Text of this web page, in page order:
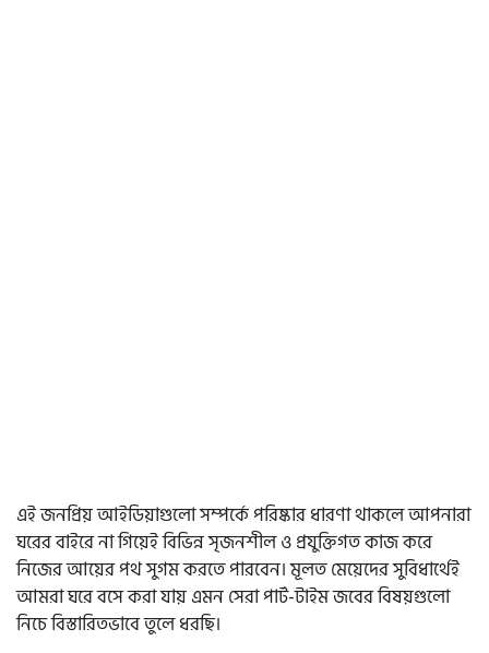
এই জনপ্রিয় আইডিয়াগুলো সম্পর্কে পরিষ্কার ধারণা থাকলে আপনারা
ঘরের বাইরে না গিয়েই বিভিন্ন সৃজনশীল ও প্রযুক্তিগত কাজ করে
নিজের আয়ের পথ সুগম করতে পারবেন। মূলত মেয়েদের সুবিধার্থেই
আমরা ঘরে বসে করা যায় এমন সেরা পার্ট-টাইম জবের বিষয়গুলো
নিচে বিস্তারিতভাবে তুলে ধরছি।